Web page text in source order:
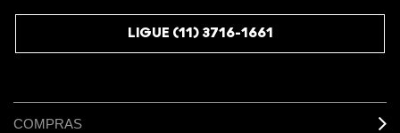
LIGUE (11) 3716-1661
COMPRAS